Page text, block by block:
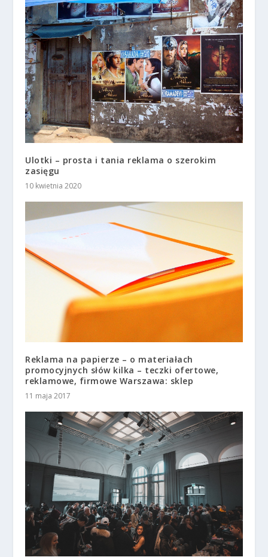
Ulotki – prosta i tania reklama o szerokim
zasięgu
10 kwietnia 2020
Reklama na papierze – o materiałach
promocyjnych słów kilka – teczki ofertowe,
reklamowe, firmowe Warszawa: sklep
11 maja 2017